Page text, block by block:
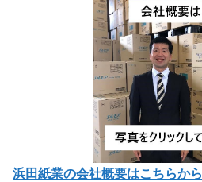
浜田紙業の会社概要はこちらから